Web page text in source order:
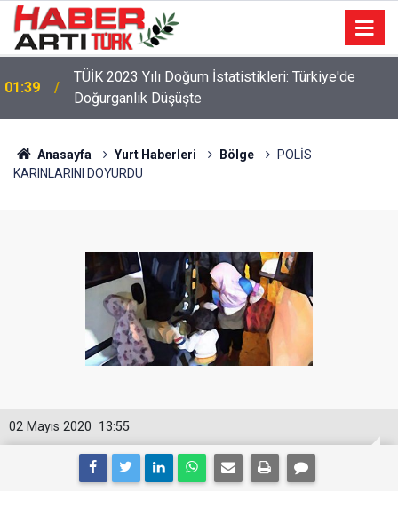
01:39
TÜİK 2023 Yılı Doğum İstatistikleri: Türkiye'de
Doğurganlık Düşüşte
22:47
16 Maddelik Maden Kanunu Teklif Kabul Edildi
Anasayfa Yurt Haberleri Bölge
POLİS
KARINLARINI DOYURDU
13:55
02 Mayıs 2020